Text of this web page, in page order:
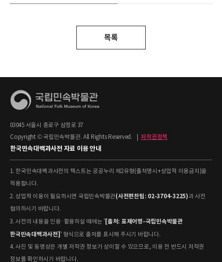
목록
03045 서울시 종로구 삼청로 37
Copyright © 국립민속박물관. All Rights Reserved.
저작권정책
한국민속대백과사전 자료 이용 안내
1. 한국민속대백과사전의 텍스트는 공공누리 제2유형(출처명시+상업적 이용금지)을
적용합니다.
2. 상업적 이용이 필요하시면 국립민속박물관(사전편찬팀: 02-3704-3225)과 사전
협의하시기 바랍니다.
3. 사전의 내용을 인용·활용하실 때에는 ' [출처: 표제어명–국립민속박물관
한국민속대백과사전] ' 형식으로 출처를 표시해 주시기 바랍니다.
4. 사진 및 동영상은 개별 저작권 정보가 상이할 수 있으므로, 이용 전 반드시 저작권
정보를 확인하시기 바랍니다.